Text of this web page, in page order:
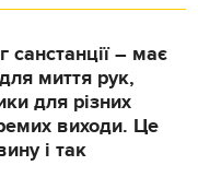
– має
миття рук,
для різних
виходи. Це
і так